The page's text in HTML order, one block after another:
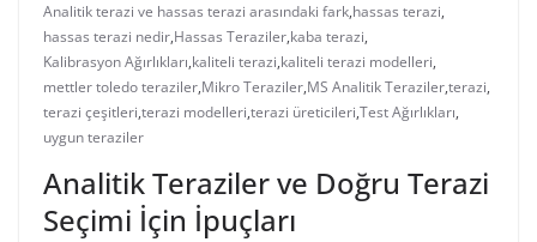
Analitik terazi ve hassas terazi arasındaki fark,hassas terazi,
hassas terazi nedir,Hassas Teraziler,kaba terazi,
Kalibrasyon Ağırlıkları,kaliteli terazi,kaliteli terazi modelleri,
mettler toledo teraziler,Mikro Teraziler,MS Analitik Teraziler,terazi,
terazi çeşitleri,terazi modelleri,terazi üreticileri,Test Ağırlıkları,
uygun teraziler
Analitik Teraziler ve Doğru Terazi
Seçimi İçin İpuçları